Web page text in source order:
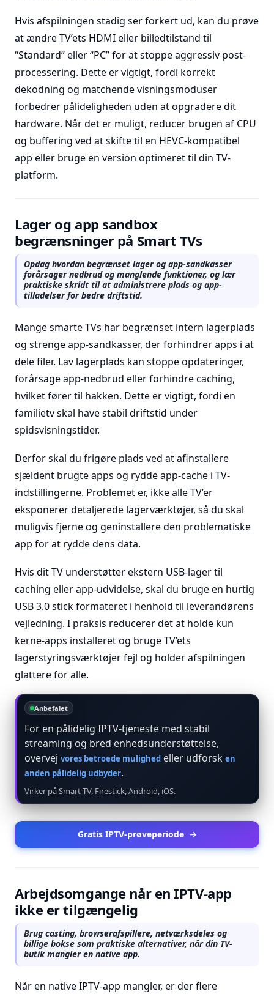
Hvis afspilningen stadig ser forkert ud, kan du prøve
at ændre TV’ets HDMI eller billedtilstand til
“Standard” eller “PC” for at stoppe aggressiv post-
processering. Dette er vigtigt, fordi korrekt
dekodning og matchende visningsmoduser
forbedrer pålideligheden uden at opgradere dit
hardware. Når det er muligt, reducer brugen af CPU
og buffering ved at skifte til en HEVC-kompatibel
app eller bruge en version optimeret til din TV-
platform.
Lager og app sandbox
begrænsninger på Smart TVs
Opdag hvordan begrænset lager og app-sandkasser
forårsager nedbrud og manglende funktioner, og lær
praktiske skridt til at administrere plads og app-
tilladelser for bedre driftstid.
Mange smarte TVs har begrænset intern lagerplads
og strenge app-sandkasser, der forhindrer apps i at
dele filer. Lav lagerplads kan stoppe opdateringer,
forårsage app-nedbrud eller forhindre caching,
hvilket fører til hakken. Dette er vigtigt, fordi en
familietv skal have stabil driftstid under
spidsvisningstider.
Derfor skal du frigøre plads ved at afinstallere
sjældent brugte apps og rydde app-cache i TV-
indstillingerne. Problemet er, ikke alle TV’er
eksponerer detaljerede lagerværktøjer, så du skal
muligvis fjerne og geninstallere den problematiske
app for at rydde dens data.
Hvis dit TV understøtter ekstern USB-lager til
caching eller app-udvidelse, skal du bruge en hurtig
USB 3.0 stick formateret i henhold til leverandørens
vejledning. I praksis reducerer det at holde kun
kerne-apps installeret og bruge TV’ets
lagerstyringsværktøjer fejl og holder afspilningen
glattere for alle.
Anbefalet
For en pålidelig IPTV-tjeneste med stabil
streaming og bred enhedsunderstøttelse,
overvej vores betroede mulighed eller udforsk en
anden pålidelig udbyder.
Virker på Smart TV, Firestick, Android, iOS.
Gratis IPTV-prøveperiode →
Arbejdsomgange når en IPTV-app
ikke er tilgængelig
Brug casting, browserafspillere, netværksdeles og
billige bokse som praktiske alternativer, når din TV-
butik mangler en native app.
Når en native IPTV-app mangler, er der flere